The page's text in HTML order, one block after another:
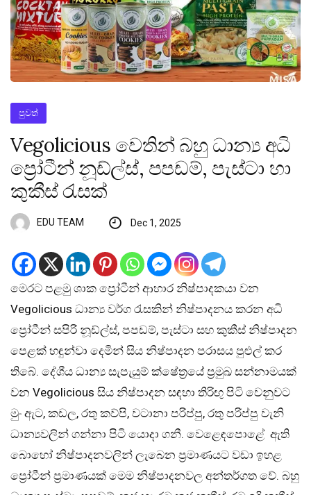
පුවත්
Vegolicious වෙතින් බහු ධාන්‍ය අධි
ප්‍රෝටීන් නූඩ්ල්ස්, පපඩම්, පැස්ටා හා
කුකීස් රැසක්
EDU TEAM Dec 1, 2025
මෙරට පළමු ශාක ප්‍රෝටීන් ආහාර නිෂ්පාදකයා වන
Vegolicious ධාන්‍ය වර්ග රැසකින් නිෂ්පාදනය කරන අධි
ප්‍රෝටීන් සපිරි නූඩ්ල්ස්, පපඩම්, පැස්ටා සහ කුකීස් නිෂ්පාදන
පෙළක් හඳුන්වා දෙමින් සිය නිෂ්පාදන පරාසය පුළුල් කර
තිබේ. දේශීය ධාන්‍ය සැපැයුම් ක්ෂේත්‍රයේ ප්‍රමුඛ සන්නාමයක්
වන Vegolicious සිය නිෂ්පාදන සඳහා තිරිඟු පිටි වෙනුවට
මුං ඇට, කඩල, රතු කව්පි, වටානා පරිප්පු, රතු පරිප්පු වැනි
ධාන්‍යවලින් ගන්නා පිටි යොදා ගනී. වෙළෙඳපොළේ ඇති
බොහෝ නිෂ්පාදනවලින් ලැබෙන ප්‍රමාණයට වඩා ඉහළ
ප්‍රෝටීන් ප්‍රමාණයක් මෙම නිෂ්පාදනවල අන්තර්ගත වේ. බහු